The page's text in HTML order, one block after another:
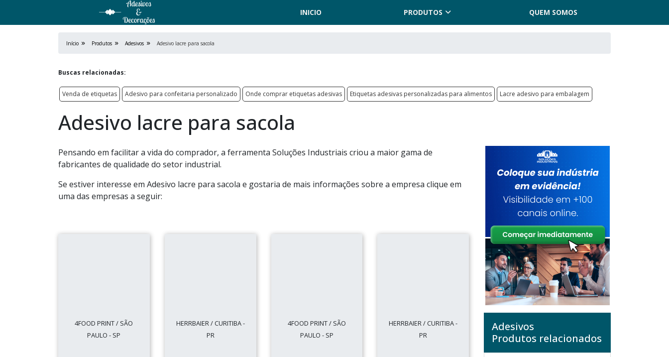
INICIO PRODUTOS QUEM SOMOS
Início Produtos Adesivos Adesivo lacre para sacola
Buscas relacionadas:
Venda de etiquetas Adesivo para confeitaria personalizado Onde comprar etiquetas adesivas Etiquetas adesivas personalizadas para alimentos Lacre adesivo para embalagem
Adesivo lacre para sacola
Pensando em facilitar a vida do comprador, a ferramenta Soluções Industriais criou a maior gama de
fabricantes de qualidade do setor industrial.
Se estiver interesse em Adesivo lacre para sacola e gostaria de mais informações sobre a empresa clique em
uma das empresas a seguir:
4FOOD PRINT / SÃO
PAULO - SP
HERRBAIER / CURITIBA -
PR
4FOOD PRINT / SÃO
PAULO - SP
HERRBAIER / CURITIBA -
PR
Adesivos
Produtos relacionados